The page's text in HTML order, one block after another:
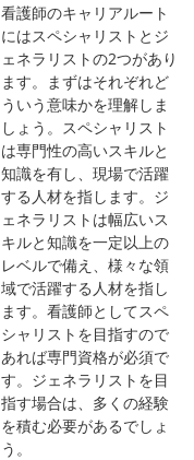
看護師のキャリアルート
にはスペシャリストとジ
ェネラリストの2つがあり
ます。まずはそれぞれど
ういう意味かを理解しま
しょう。スペシャリスト
は専門性の高いスキルと
知識を有し、現場で活躍
する人材を指します。ジ
ェネラリストは幅広いス
キルと知識を一定以上の
レベルで備え、様々な領
域で活躍する人材を指し
ます。看護師としてスペ
シャリストを目指すので
あれば専門資格が必須で
す。ジェネラリストを目
指す場合は、多くの経験
を積む必要があるでしょ
う。